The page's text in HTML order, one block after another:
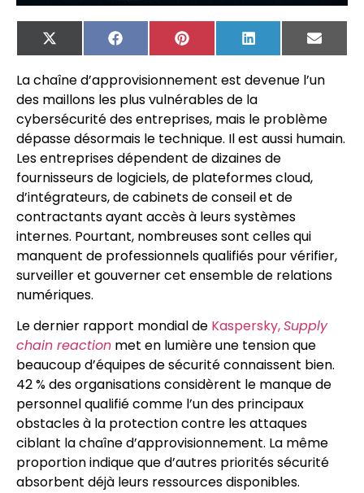
X
(Twitter)
FacebookPinterest LinkedIn
Email
La chaîne d’approvisionnement est devenue l’un
des maillons les plus vulnérables de la
cybersécurité des entreprises, mais le problème
dépasse désormais le technique. Il est aussi humain.
Les entreprises dépendent de dizaines de
fournisseurs de logiciels, de plateformes cloud,
d’intégrateurs, de cabinets de conseil et de
contractants ayant accès à leurs systèmes
internes. Pourtant, nombreuses sont celles qui
manquent de professionnels qualifiés pour vérifier,
surveiller et gouverner cet ensemble de relations
numériques.
Le dernier rapport mondial de Kaspersky,Supply
chain reaction met en lumière une tension que
beaucoup d’équipes de sécurité connaissent bien.
42 % des organisations considèrent le manque de
personnel qualifié comme l’un des principaux
obstacles à la protection contre les attaques
ciblant la chaîne d’approvisionnement. La même
proportion indique que d’autres priorités sécurité
absorbent déjà leurs ressources disponibles.